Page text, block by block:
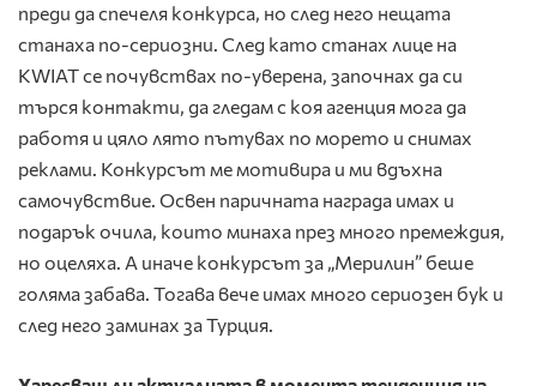
преди да спечеля конкурса, но след него нещата
станаха по-сериозни. След като станах лице на
KWIAT се почувствах по-уверена, започнах да си
търся контакти, да гледам с коя агенция мога да
работя и цяло лято пътувах по морето и снимах
реклами. Конкурсът ме мотивира и ми вдъхна
самочувствие. Освен паричната награда имах и
подарък очила, които минаха през много премеждия,
но оцеляха. А иначе конкурсът за „Мерилин” беше
голяма забава. Тогава вече имах много сериозен бук и
след него заминах за Турция.